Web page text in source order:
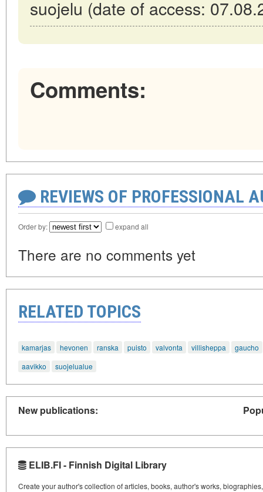
suojelu (date of access:
Comments:
REVIEWS OF PROFESSIONAL
Order by: expand all
There are no comments yet
RELATED TOPICS
kamarjas hevonen ranska puisto valvonta villisheppa
gaucho
aavikko
suojelualue
New publications:
ELIB.FI - Finnish Digital Library
Create your author's collection of articles, books, author's works,